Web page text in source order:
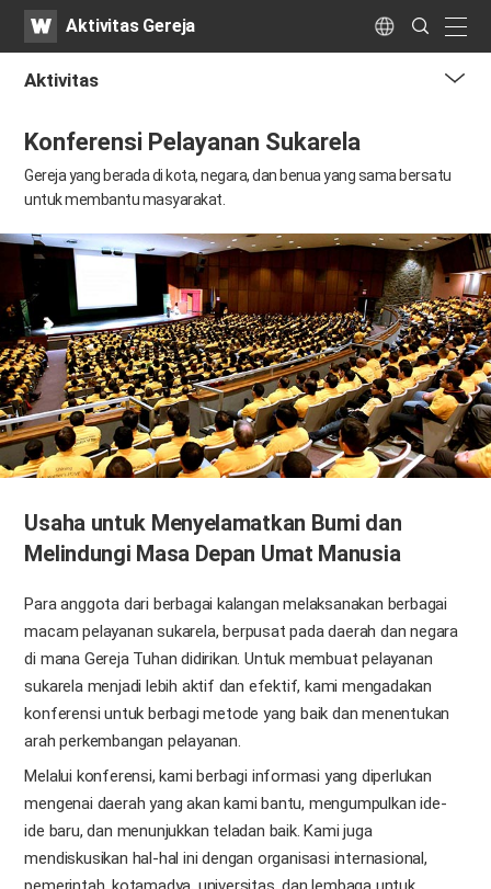
WATVAktivitas Gereja Language
Search
Submit
Aktivitas
Konferensi Pelayanan Sukarela
Gereja yang berada di kota, negara, dan benua yang sama bersatu
untuk membantu masyarakat.
Usaha untuk Menyelamatkan Bumi dan
Melindungi Masa Depan Umat Manusia
Para anggota dari berbagai kalangan melaksanakan berbagai
macam pelayanan sukarela, berpusat pada daerah dan negara
di mana Gereja Tuhan didirikan. Untuk membuat pelayanan
sukarela menjadi lebih aktif dan efektif, kami mengadakan
konferensi untuk berbagi metode yang baik dan menentukan
arah perkembangan pelayanan.
Melalui konferensi, kami berbagi informasi yang diperlukan
mengenai daerah yang akan kami bantu, mengumpulkan ide-
ide baru, dan menunjukkan teladan baik. Kami juga
mendiskusikan hal-hal ini dengan organisasi internasional,